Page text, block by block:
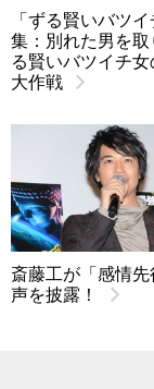
「ずる賢いバツ
集：別れた男を
る賢いバツイチ
大作戦
斎藤工が「感情
声を披露！